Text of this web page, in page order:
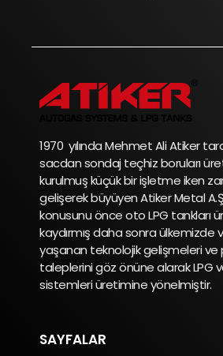
1970 yılında Mehmet Ali Atiker
sacdan sondaj teçhiz boruları
kurulmuş küçük bir işletme iken
gelişerek büyüyen Atiker Metal
konusunu önce oto LPG tankları
kaydırmış daha sonra ülkemizde
yaşanan teknolojik gelişmeleri ve
taleplerini göz önüne alarak LPG
sistemleri üretimine yönelmiştir.
SAYFALAR